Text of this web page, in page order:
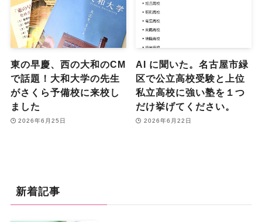
東の早慶、西の大和のCM
で話題！大和大学の先生
がさくら予備校に来校し
ました
2026年6月25日
AI に聞いた。名古屋市緑
区で公立高校受験と上位
私立高校に強い塾を１つ
だけ挙げてください。
2026年6月22日
新着記事